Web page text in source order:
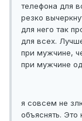
телефона для
резко
для него так
для всех.
при мужчине,
при мужчине
я совсем не
объяснять. Это